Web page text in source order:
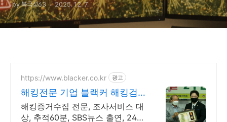
by 북극성63 2025. 12. 7.
https://www.blacker.co.kr 광고
해킹전문 기업 블랙커 해킹검
사 스파이앱 탐지 전문
해킹증거수집 전문, 조사서비스 대
상, 추적60분, SBS뉴스 출연, 24시